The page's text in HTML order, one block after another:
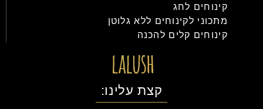
קינוחים לחג
מתכוני לקינוחים ללא גלוטן
קינוחים קלים להכנה
קצת עלינו: